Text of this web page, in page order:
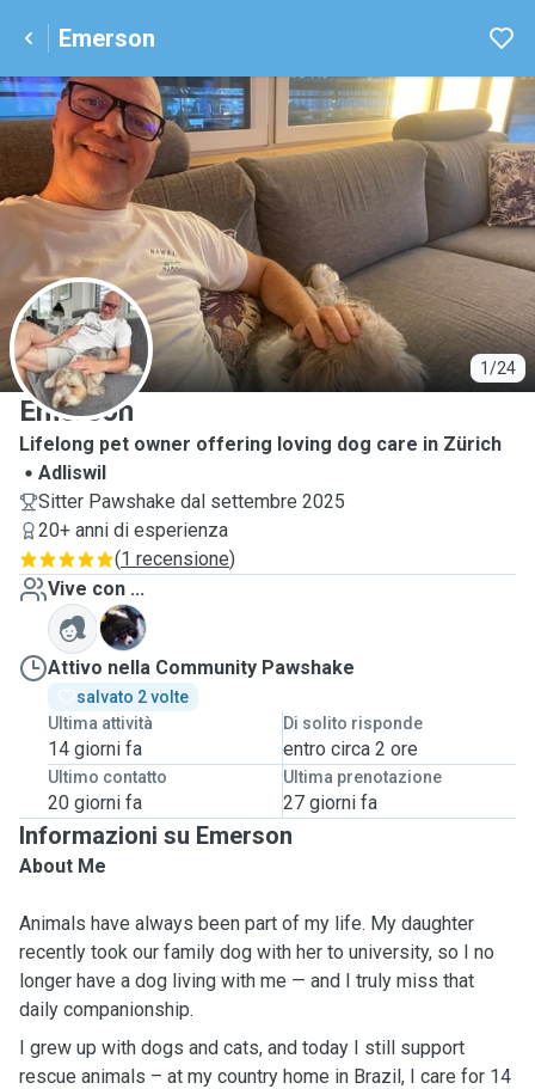
Emerson
1/24
E
Emerson
Lifelong pet owner offering loving dog care in Zürich
Adliswil
Sitter Pawshake dal settembre 2025
20+ anni di esperienza
(1 recensione)
Vive con ...
W
Attivo nella Community Pawshake
salvato 2 volte
Ultima attività
14 giorni fa
Di solito risponde
entro circa 2 ore
Ultimo contatto
20 giorni fa
Ultima prenotazione
27 giorni fa
Informazioni su Emerson
About Me
Animals have always been part of my life. My daughter
recently took our family dog with her to university, so I no
longer have a dog living with me — and I truly miss that
daily companionship.
I grew up with dogs and cats, and today I still support
rescue animals – at my country home in Brazil, I care for 14